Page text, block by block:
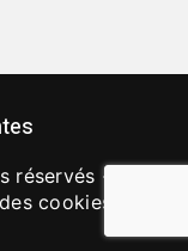
réservés -
cookies